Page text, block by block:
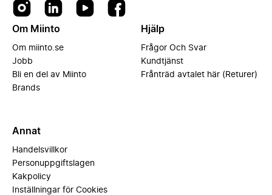
Om Miinto
Om miinto.se
Jobb
Bli en del av Miinto
Brands
Hjälp
Frågor Och Svar
Kundtjänst
Frånträd avtalet här (Returer)
Annat
Handelsvillkor
Personuppgiftslagen
Kakpolicy
Inställningar för Cookies